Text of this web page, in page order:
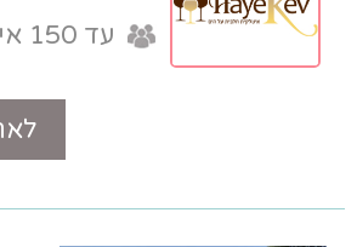
עד 150 איש
כשר למהדרין